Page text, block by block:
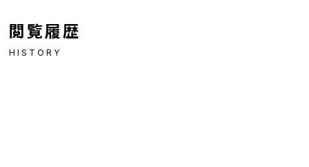
閲覧履歴
HISTORY